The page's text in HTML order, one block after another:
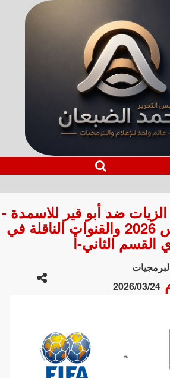
الزيات ضد أبو قير للاسمدة -
الموعد 26 مارس 2026 والقنوات الناقلة في
القسم الثاني-أ
2026/03/24